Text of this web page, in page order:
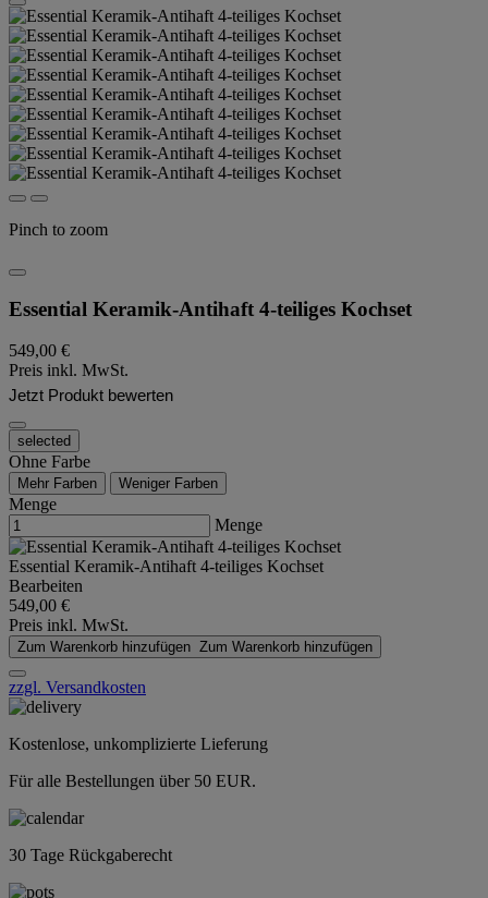
Pinch to zoom
Essential Keramik-Antihaft 4-teiliges Kochset
549,00 €
Preis inkl. MwSt.
Jetzt Produkt bewerten
selected
Ohne Farbe
Mehr Farben Weniger Farben
Menge
Menge
Essential Keramik-Antihaft 4-teiliges Kochset
Bearbeiten
549,00 €
Preis inkl. MwSt.
Zum Warenkorb hinzufügen Zum Warenkorb hinzufügen
zzgl. Versandkosten
Kostenlose, unkomplizierte Lieferung
Für alle Bestellungen über 50 EUR.
30 Tage Rückgaberecht